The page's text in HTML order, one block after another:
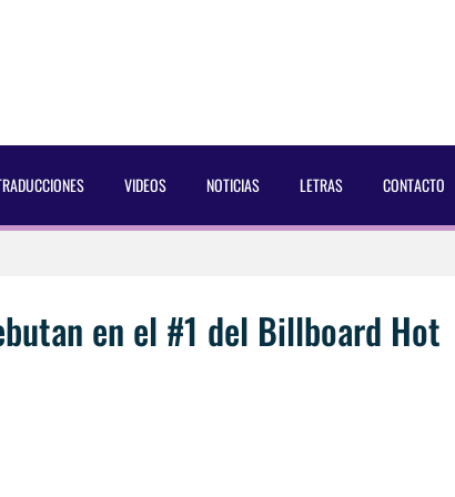
VIDEOS NOTICIAS LETRAS CONTACTO
Magazine [2025]
[2025]
Soria a Mister R&B España 2026
en el #1 del Billboard Hot